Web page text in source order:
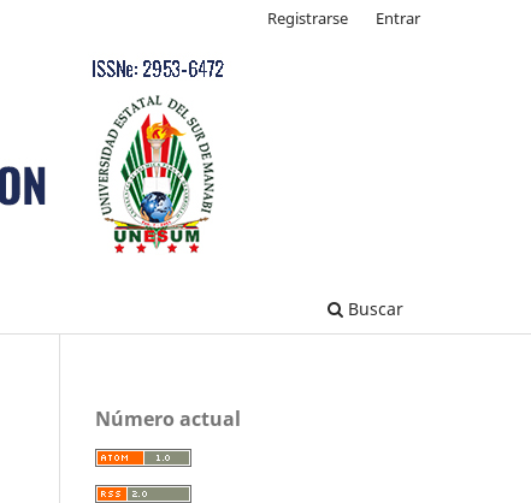
Buscar
Registrarse Entrar
Número actual